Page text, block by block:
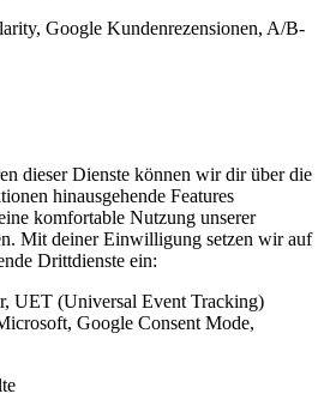
Google Kundenrezensionen, A/B-
dieser Dienste können wir dir über die
hinausgehende Features
komfortable Nutzung unserer
Mit deiner Einwilligung setzen wir auf
Drittdienste ein:
UET (Universal Event Tracking)
Google Consent Mode,